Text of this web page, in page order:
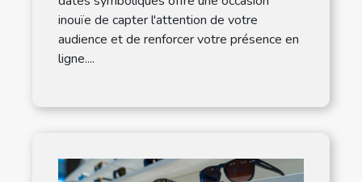
inouïe de capter l'attention de votre
audience et de renforcer votre présence en
ligne....